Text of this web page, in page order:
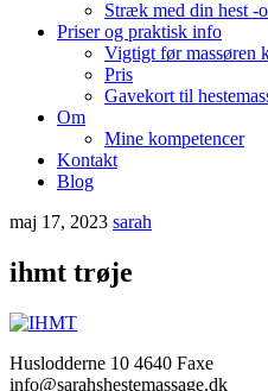
Stræk med din hest -
Priser og praktisk info
Vigtigt før massøren
Pris
Gavekort til
Om
Mine kompetencer
Kontakt
Blog
maj 17, 2023 sarah
ihmt trøje
Huslodderne 10 4640 Faxe
info@sarahshestemassage.dk